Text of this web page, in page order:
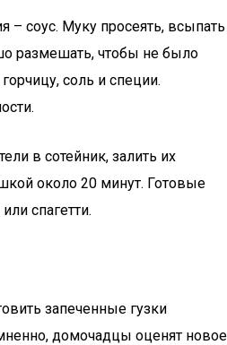
– соус. Муку просеять, всыпать
размешать, чтобы не было
соль и специи.
в сотейник, залить их
около 20 минут. Готовые
спагетти.
запеченные гузки
домочадцы оценят новое